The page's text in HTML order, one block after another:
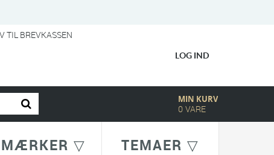
TIL BREVKASSEN
LOG IND
MIN KURV
0 VARE
MÆRKER ▽ TEMAER ▽